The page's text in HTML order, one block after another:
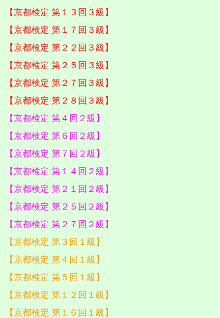
【京都検定 第１３回３級】
【京都検定 第１７回３級】
【京都検定 第２２回３級】
【京都検定 第２５回３級】
【京都検定 第２７回３級】
【京都検定 第２８回３級】
【京都検定 第４回２級】
【京都検定 第６回２級】
【京都検定 第７回２級】
【京都検定 第１４回２級】
【京都検定 第２１回２級】
【京都検定 第２５回２級】
【京都検定 第２７回２級】
【京都検定 第３回１級】
【京都検定 第４回１級】
【京都検定 第５回１級】
【京都検定 第１２回１級】
【京都検定 第１６回１級】